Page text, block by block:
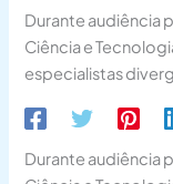
Durante audiência
Ciência e
especialistas
Durante audiência